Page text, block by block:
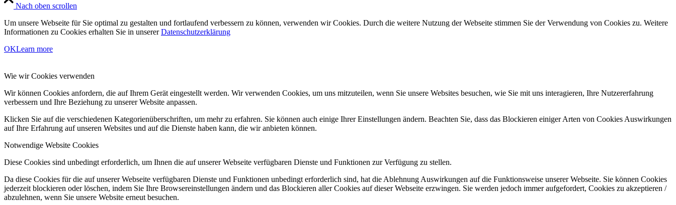
Nach oben scrollen
Um unsere Webseite für Sie optimal zu gestalten und fortlaufend verbessern zu können, verwenden wir Cookies. Durch die weitere Nutzung der Webseite stimmen Sie der Verwendung von Cookies zu. Weitere
Informationen zu Cookies erhalten Sie in unsererDatenschutzerklärung
OKLearn more
Wie wir Cookies verwenden
Wir können Cookies anfordern, die auf Ihrem Gerät eingestellt werden. Wir verwenden Cookies, um uns mitzuteilen, wenn Sie unsere Websites besuchen, wie Sie mit uns interagieren, Ihre Nutzererfahrung
verbessern und Ihre Beziehung zu unserer Website anpassen.
Klicken Sie auf die verschiedenen Kategorienüberschriften, um mehr zu erfahren. Sie können auch einige Ihrer Einstellungen ändern. Beachten Sie, dass das Blockieren einiger Arten von Cookies Auswirkungen
auf Ihre Erfahrung auf unseren Websites und auf die Dienste haben kann, die wir anbieten können.
Notwendige Website Cookies
Diese Cookies sind unbedingt erforderlich, um Ihnen die auf unserer Webseite verfügbaren Dienste und Funktionen zur Verfügung zu stellen.
Da diese Cookies für die auf unserer Webseite verfügbaren Dienste und Funktionen unbedingt erforderlich sind, hat die Ablehnung Auswirkungen auf die Funktionsweise unserer Webseite. Sie können Cookies
jederzeit blockieren oder löschen, indem Sie Ihre Browsereinstellungen ändern und das Blockieren aller Cookies auf dieser Webseite erzwingen. Sie werden jedoch immer aufgefordert, Cookies zu akzeptieren /
abzulehnen, wenn Sie unsere Website erneut besuchen.